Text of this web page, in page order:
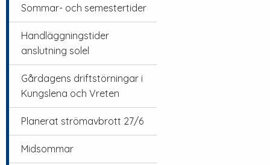
Sommar- och semestertider
Handläggningstider
anslutning solel
Gårdagens driftstörningar i
Kungslena och Vreten
Planerat strömavbrott 27/6
Midsommar